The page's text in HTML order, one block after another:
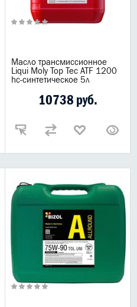
Масло трансмиссионное
Liqui Moly Top Tec ATF 1200
hc-синтетическое 5л
10738 руб.